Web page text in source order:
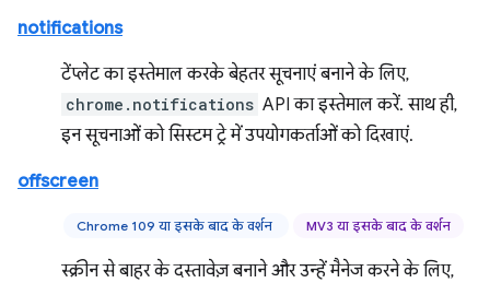
notifications
टेंप्लेट का इस्तेमाल करके बेहतर सूचनाएं बनाने के लिए,
chrome.notifications API का इस्तेमाल करें. साथ ही,
इन सूचनाओं को सिस्टम ट्रे में उपयोगकर्ताओं को दिखाएं.
offscreen
Chrome 109 या इसके बाद के वर्शन MV3 या इसके बाद के वर्शन
स्क्रीन से बाहर के दस्तावेज़ बनाने और उन्हें मैनेज करने के लिए,